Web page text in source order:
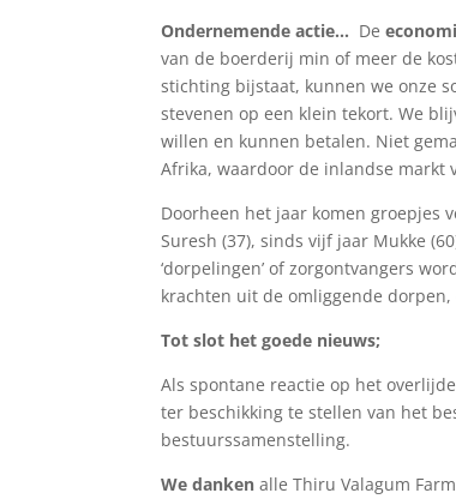
Ondernemende actie… De
van de boerderij min of meer de
stichting bijstaat, kunnen we onze
stevenen op een klein tekort. We
willen en kunnen betalen. Niet
Afrika, waardoor de inlandse markt
Doorheen het jaar komen groepjes
Suresh (37), sinds vijf jaar Mukke
‘dorpelingen’ of zorgontvangers
krachten uit de omliggende
Tot slot het goede nieuws;
Als spontane reactie op het
ter beschikking te stellen van het
bestuurssamenstelling.
We danken alle Thiru Valagum